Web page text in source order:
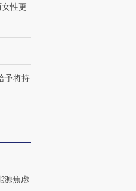
【商旅对话】华住集团
性更
予将持
源焦虑